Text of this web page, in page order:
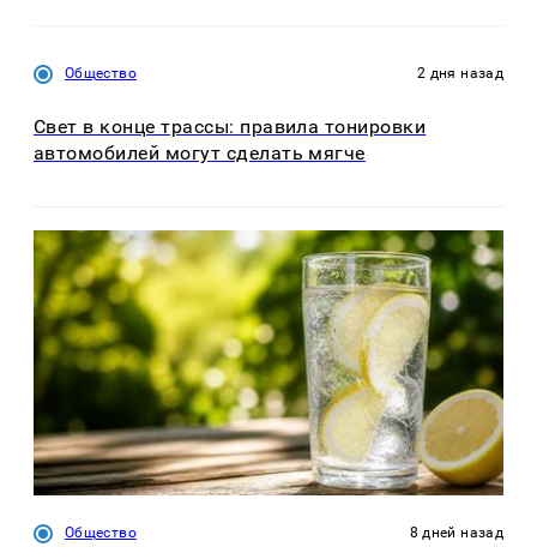
Общество 2 дня назад
Свет в конце трассы: правила тонировки
автомобилей могут сделать мягче
Общество 8 дней назад